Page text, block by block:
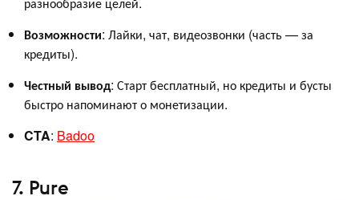
Возможности: Лайки, чат, видеозвонки (часть — за
кредиты).
Честный вывод: Старт бесплатный, но кредиты и бусты
быстро напоминают о монетизации.
CTA: Badoo
7. Pure